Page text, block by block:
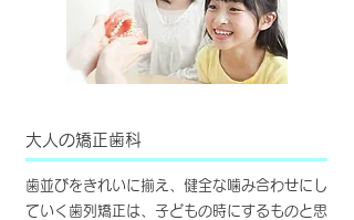
大人の矯正歯科
歯並びをきれいに揃え、健全な噛み合わせにし
ていく歯列矯正は、子どもの時にするものと思